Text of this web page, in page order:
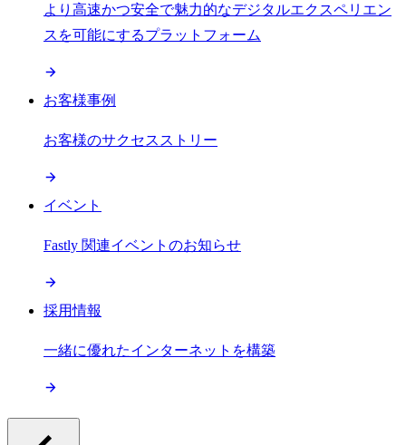
より高速かつ安全で魅力的なデジタルエクスペリエン
スを可能にするプラットフォーム
お客様事例
お客様のサクセスストリー
イベント
Fastly 関連イベントのお知らせ
採用情報
一緒に優れたインターネットを構築